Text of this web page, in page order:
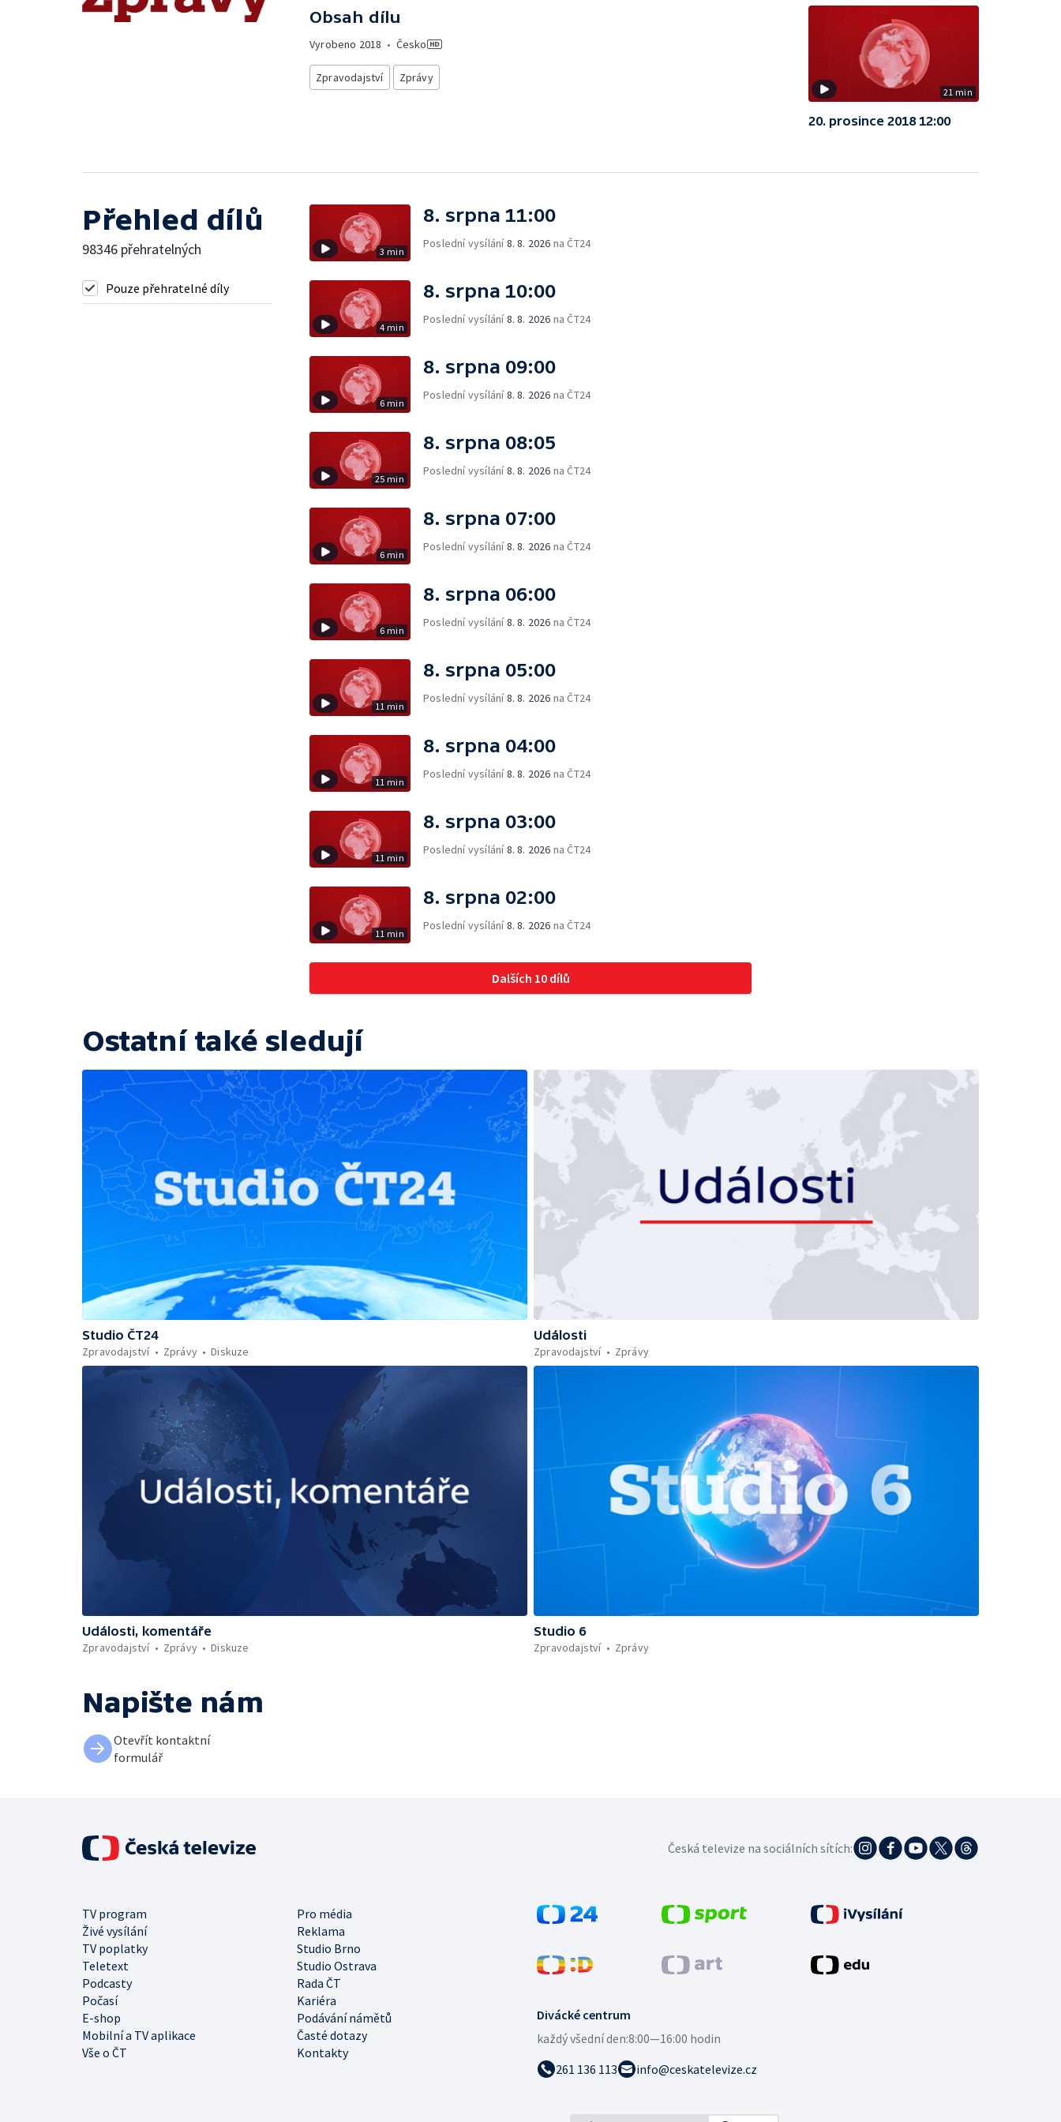
Obsah dílu
Vyrobeno 2018 • Česko
Zpravodajství Zprávy
21 min
20. prosince 2018 12:00
Přehled dílů
98346 přehratelných
Pouze přehratelné díly
3 min
8. srpna 11:00
Poslední vysílání8. 8. 2026 na ČT24
4 min
8. srpna 10:00
Poslední vysílání8. 8. 2026 na ČT24
6 min
8. srpna 09:00
Poslední vysílání8. 8. 2026 na ČT24
25 min
8. srpna 08:05
Poslední vysílání8. 8. 2026 na ČT24
6 min
8. srpna 07:00
Poslední vysílání8. 8. 2026 na ČT24
6 min
8. srpna 06:00
Poslední vysílání8. 8. 2026 na ČT24
11 min
8. srpna 05:00
Poslední vysílání8. 8. 2026 na ČT24
11 min
8. srpna 04:00
Poslední vysílání8. 8. 2026 na ČT24
11 min
8. srpna 03:00
Poslední vysílání8. 8. 2026 na ČT24
11 min
8. srpna 02:00
Poslední vysílání8. 8. 2026 na ČT24
Dalších 10 dílů
Ostatní také sledují
Studio ČT24
Zpravodajství
Zprávy Diskuze
Události
Zpravodajství
Zprávy
Události, komentáře
Zpravodajství
Zprávy Diskuze
Studio 6
Zpravodajství
Zprávy
Napište nám
Otevřít kontaktní
formulář
Divácké centrum
každý všední den:8:00—16:00 hodin
261 136 113
info@ceskatelevize.cz
TV program
Pro média
Živé vysílání
Reklama
TV poplatky
Studio Brno
Teletext
Studio Ostrava
Podcasty
Rada ČT
Počasí
Kariéra
E-shop
Podávání námětů
Mobilní a TV aplikace
Časté dotazy
Vše o ČT
Kontakty
Česká televize na sociálních sítích: